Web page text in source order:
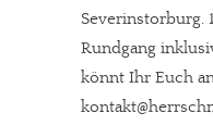
Severinstorburg.
Rundgang
könnt Ihr Euch